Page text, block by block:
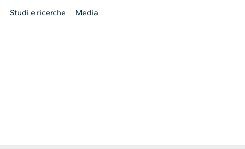
Studi e ricerche Media